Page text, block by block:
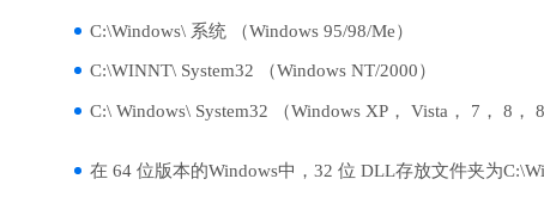
C:\Windows\ 系统 （Windows 95/98/Me）
C:\WINNT\ System32 （Windows NT/2000）
C:\ Windows\ System32 （Windows XP， Vista， 7， 8，
在 64 位版本的Windows中，32 位 DLL存放文件夹为